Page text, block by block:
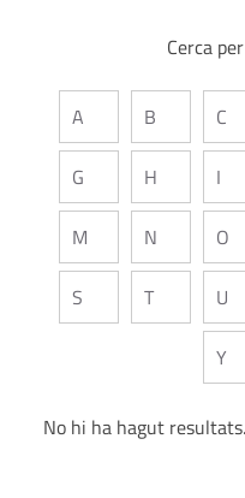
Cerca
A B C
G H I
M N O
S T U
Y
No hi ha hagut resultats.